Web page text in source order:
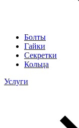
Болты
Гайки
Секретки
Кольца
Услуги